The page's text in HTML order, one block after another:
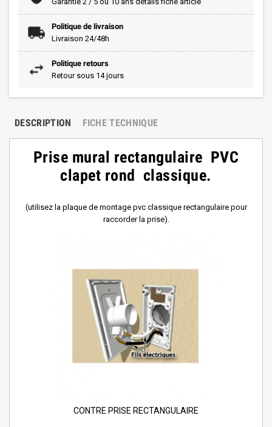
Politique de livraison
Livraison 24/48h
Politique retours
Retour sous 14 jours
DESCRIPTION FICHE TECHNIQUE
Prise mural rectangulaire PVC
clapet rond classique.
(utilisez la plaque de montage pvc classique rectangulaire pour
raccorder la prise).
CONTRE PRISE RECTANGULAIRE